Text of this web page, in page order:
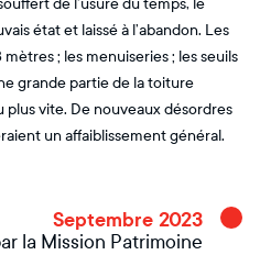
de l’usure du temps, le
état et laissé à l’abandon. Les
; les menuiseries ; les seuils
grande partie de la toiture
vite. De nouveaux désordres
un affaiblissement général.
Septembre 2023
la Mission Patrimoine